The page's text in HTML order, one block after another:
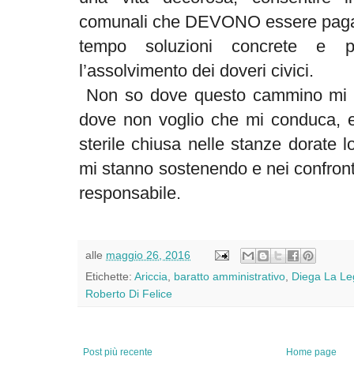
comunali che DEVONO essere
tempo soluzioni concrete e
l’assolvimento dei doveri civici.
Non so dove questo cammino
dove non voglio che mi conduca,
sterile chiusa nelle stanze dorate
mi stanno sostenendo e nei
responsabile.
alle maggio 26, 2016
Etichette: Ariccia baratto amministrativo Diega La
Roberto Di Felice
Post più recente Home page